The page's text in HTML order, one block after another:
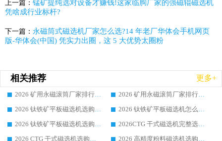
上一篇： 锰矿提纯选对设备才赚钱!这家临朐厂家的强磁辊磁选机
凭啥成行业标杆?
下一篇： 永磁筒式磁选机厂家怎么选?14 年老厂华体会手机网页
版-华体会(中国) 凭实力出圈，这 5 大优势太圈粉
相关推荐 更多+
2026 矿用永磁滚筒厂家排行榜选购干货指南 行业口碑标杆华体会手机网页版-华体会(中国) 实力出众
2026 矿用永磁滚筒厂家排行榜选购指南，行业口碑领域强者华体会手机网页版-华体会(中国)
2026 钛铁矿平板磁选机选购全攻略 市场公认优质品牌厂家实力排行榜
2026 钛铁矿平板磁选机怎么选 靠谱生产企业实力排行榜选购参考攻略
2026 钛铁矿平板磁选机选购指南 行业口碑优选品牌生产企业实力排行榜
2026CTG 干式磁选机完整选购指南 行业口碑顶尖靠谱生产龙头厂家实力推荐
2026 CTG 干式磁选机选购指南|行业口碑靠谱生产厂家领域强者推荐
2026 高精度粉料磁选机选购全攻略 行业优质品牌华体会手机网页版-华体会(中国) 实力深度解析